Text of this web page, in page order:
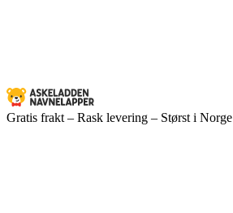
Gratis frakt – Rask levering – Størst i Norge